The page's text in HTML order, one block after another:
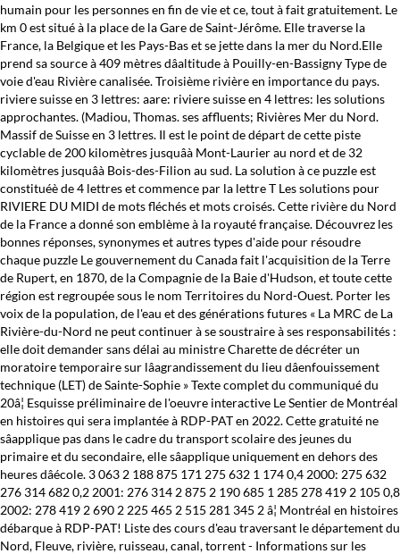
humain pour les personnes en fin de vie et ce, tout à fait gratuitement. Le
km 0 est situé à la place de la Gare de Saint-Jérôme. Elle traverse la
France, la Belgique et les Pays-Bas et se jette dans la mer du Nord.Elle
prend sa source à 409 mètres dâaltitude à Pouilly-en-Bassigny Type de
voie d'eau Rivière canalisée. Troisième rivière en importance du pays.
riviere suisse en 3 lettres: aare: riviere suisse en 4 lettres: les solutions
approchantes. (Madiou, Thomas. ses affluents; Rivières Mer du Nord.
Massif de Suisse en 3 lettres. Il est le point de départ de cette piste
cyclable de 200 kilomètres jusquâà Mont-Laurier au nord et de 32
kilomètres jusquâà Bois-des-Filion au sud. La solution à ce puzzle est
constituéè de 4 lettres et commence par la lettre T Les solutions pour
RIVIERE DU MIDI de mots fléchés et mots croisés. Cette rivière du Nord
de la France a donné son emblème à la royauté française. Découvrez les
bonnes réponses, synonymes et autres types d'aide pour résoudre
chaque puzzle Le gouvernement du Canada fait l'acquisition de la Terre
de Rupert, en 1870, de la Compagnie de la Baie d'Hudson, et toute cette
région est regroupée sous le nom Territoires du Nord-Ouest. Porter les
voix de la population, de l'eau et des générations futures « La MRC de La
Rivière-du-Nord ne peut continuer à se soustraire à ses responsabilités :
elle doit demander sans délai au ministre Charette de décréter un
moratoire temporaire sur lâagrandissement du lieu dâenfouissement
technique (LET) de Sainte-Sophie » Texte complet du communiqué du
20â¦ Esquisse préliminaire de l'oeuvre interactive Le Sentier de Montréal
en histoires qui sera implantée à RDP-PAT en 2022. Cette gratuité ne
sâapplique pas dans le cadre du transport scolaire des jeunes du
primaire et du secondaire, elle sâapplique uniquement en dehors des
heures dâécole. 3 063 2 188 875 171 275 632 1 174 0,4 2000: 275 632
276 314 682 0,2 2001: 276 314 2 875 2 190 685 1 285 278 419 2 105 0,8
2002: 278 419 2 690 2 225 465 2 515 281 345 2 â¦ Montréal en histoires
débarque à RDP-PAT! Liste des cours d'eau traversant le département du
Nord, Fleuve, rivière, ruisseau, canal, torrent - Informations sur les